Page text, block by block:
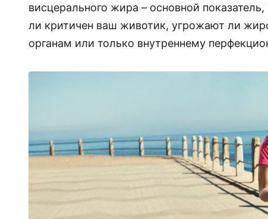
висцерального жира – основной
ли критичен ваш животик, угрожают ли
органам или только внутреннему